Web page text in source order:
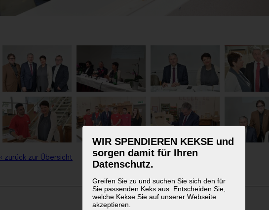
WIR SPENDIEREN KEKSE und
sorgen damit für Ihren
Datenschutz.
Greifen Sie zu und suchen Sie sich den für
Sie passenden Keks aus. Entscheiden Sie,
welche Kekse Sie auf unserer Webseite
akzeptieren.
‹ zurück zur Übersicht